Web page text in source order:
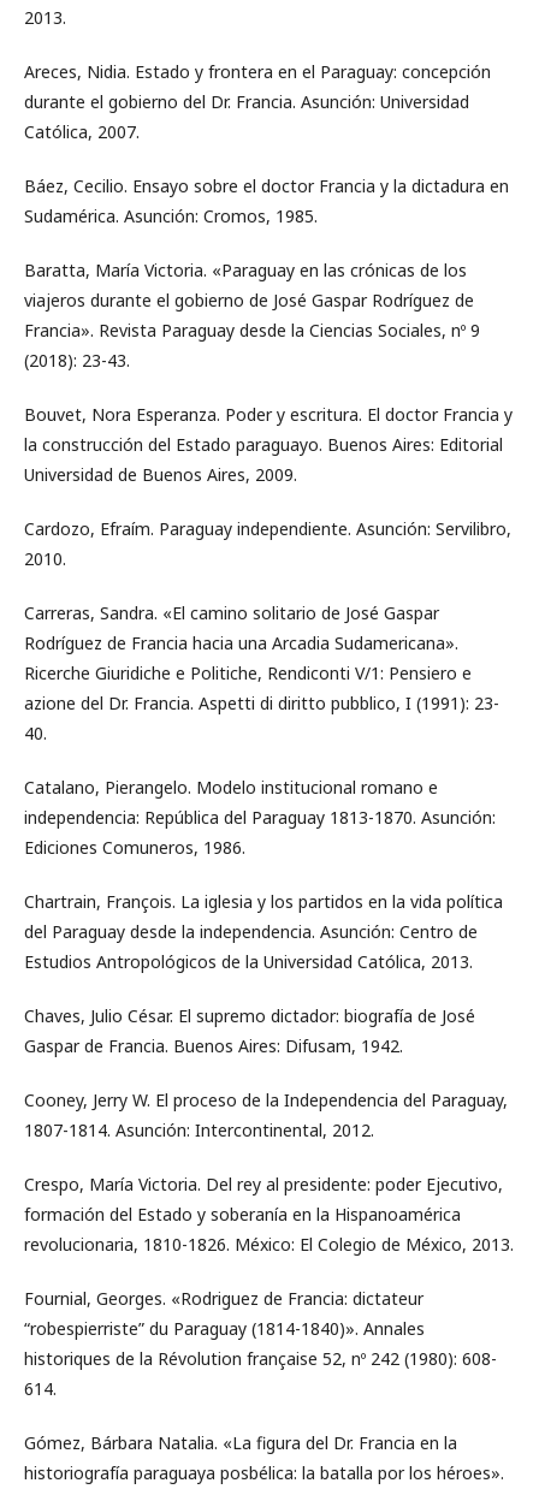
2013.
Areces, Nidia. Estado y frontera en el Paraguay: concepción
durante el gobierno del Dr. Francia. Asunción: Universidad
Católica, 2007.
Báez, Cecilio. Ensayo sobre el doctor Francia y la dictadura en
Sudamérica. Asunción: Cromos, 1985.
Baratta, María Victoria. «Paraguay en las crónicas de los
viajeros durante el gobierno de José Gaspar Rodríguez de
Francia». Revista Paraguay desde la Ciencias Sociales, nº 9
(2018): 23-43.
Bouvet, Nora Esperanza. Poder y escritura. El doctor Francia y
la construcción del Estado paraguayo. Buenos Aires: Editorial
Universidad de Buenos Aires, 2009.
Cardozo, Efraím. Paraguay independiente. Asunción: Servilibro,
2010.
Carreras, Sandra. «El camino solitario de José Gaspar
Rodríguez de Francia hacia una Arcadia Sudamericana».
Ricerche Giuridiche e Politiche, Rendiconti V/1: Pensiero e
azione del Dr. Francia. Aspetti di diritto pubblico, I (1991): 23-
40.
Catalano, Pierangelo. Modelo institucional romano e
independencia: República del Paraguay 1813-1870. Asunción:
Ediciones Comuneros, 1986.
Chartrain, François. La iglesia y los partidos en la vida política
del Paraguay desde la independencia. Asunción: Centro de
Estudios Antropológicos de la Universidad Católica, 2013.
Chaves, Julio César. El supremo dictador: biografía de José
Gaspar de Francia. Buenos Aires: Difusam, 1942.
Cooney, Jerry W. El proceso de la Independencia del Paraguay,
1807-1814. Asunción: Intercontinental, 2012.
Crespo, María Victoria. Del rey al presidente: poder Ejecutivo,
formación del Estado y soberanía en la Hispanoamérica
revolucionaria, 1810-1826. México: El Colegio de México, 2013.
Fournial, Georges. «Rodriguez de Francia: dictateur
“robespierriste” du Paraguay (1814-1840)». Annales
historiques de la Révolution française 52, nº 242 (1980): 608-
614.
Gómez, Bárbara Natalia. «La figura del Dr. Francia en la
historiografía paraguaya posbélica: la batalla por los héroes».